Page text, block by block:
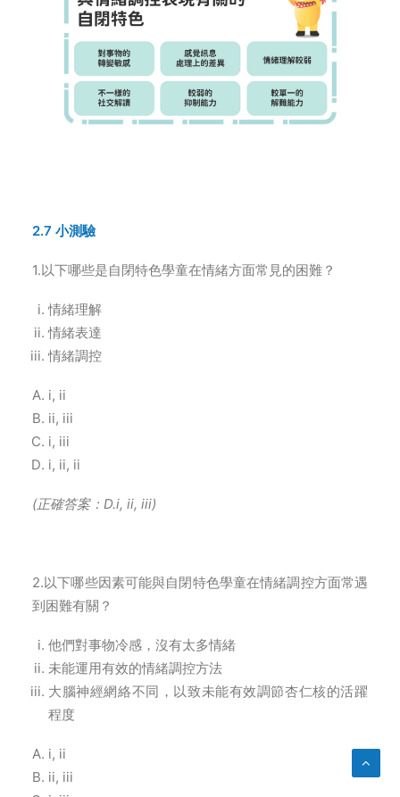
2.7 小測驗
1.以下哪些是自閉特色學童在情緒方面常見的困難？
情緒理解
情緒表達
情緒調控
i, ii
ii, iii
i, iii
i, ii, ii
(正確答案：D.i, ii, iii)
2.以下哪些因素可能與自閉特色學童在情緒調控方面常遇
到困難有關？
他們對事物冷感，沒有太多情緒
未能運用有效的情緒調控方法
大腦神經網絡不同，以致未能有效調節杏仁核的活躍
程度
i, ii
ii, iii